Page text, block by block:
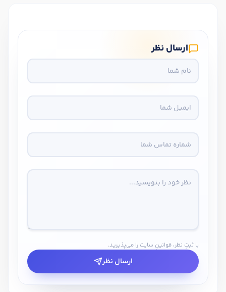
ارسال نظر
با ثبتِ نظر، قوانینِ سایت را می‌پذیرید.
ارسال نظر